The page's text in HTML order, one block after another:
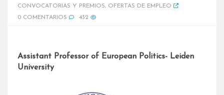
CONVOCATORIAS Y PREMIOS, OFERTAS DE EMPLEO
0 COMENTARIOS
432
Assistant Professor of European Politics- Leiden
University